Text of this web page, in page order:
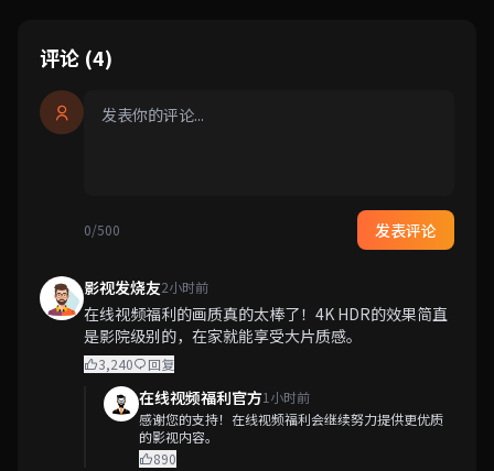
评论 (4)
0/500 发表评论
影视发烧友2小时前
在线视频福利的画质真的太棒了！4K HDR的效果简直
是影院级别的，在家就能享受大片质感。
3,240 回复
在线视频福利官方1小时前
感谢您的支持！在线视频福利会继续努力提供更优质
的影视内容。
890